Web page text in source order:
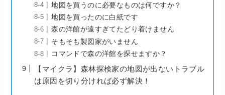
地図を買うのに必要なものは何ですか？
地図を買ったのに白紙です
森の洋館が遠すぎてたどり着けません
そもそも製図家がいません
コマンドで森の洋館を探せますか？
【マイクラ】森林探検家の地図が出ないトラブル
は原因を切り分ければ必ず解決！